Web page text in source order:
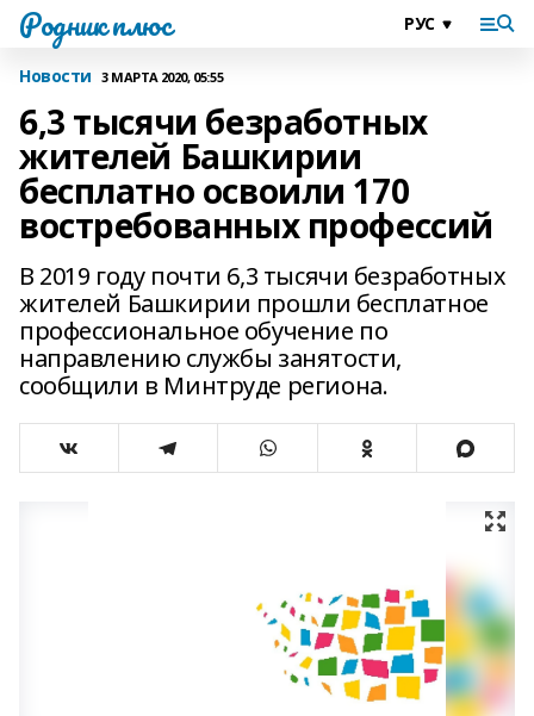
Родник плюс
Новости 3 МАРТА 2020, 05:55
6,3 тысячи безработных
жителей Башкирии
бесплатно освоили 170
востребованных профессий
В 2019 году почти 6,3 тысячи безработных
жителей Башкирии прошли бесплатное
профессиональное обучение по
направлению службы занятости,
сообщили в Минтруде региона.